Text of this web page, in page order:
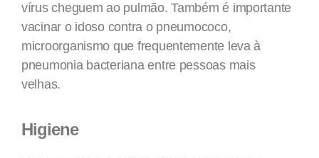
vírus cheguem ao pulmão. Também é importante
vacinar o idoso contra o pneumococo,
microorganismo que frequentemente leva à
pneumonia bacteriana entre pessoas mais
velhas.
Higiene